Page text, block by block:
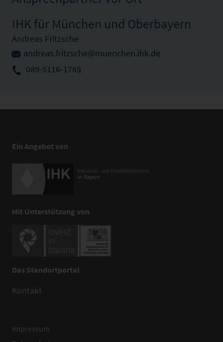
IHK für München und Oberbayern
Andreas Fritzsche
andreas.fritzsche@muenchen.ihk.de
089-5116-1785
Ein Angebot von
Mit Unterstützung von
Das Standortportal
Kontakt
Impressum